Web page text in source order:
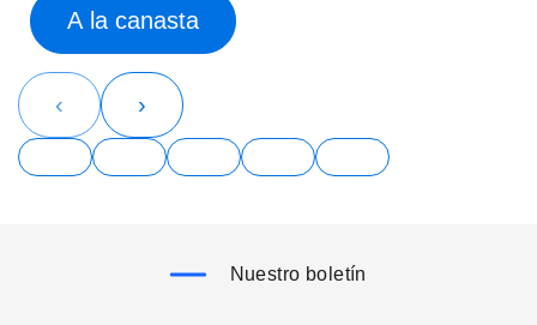
A la canasta
‹ ›
Nuestro boletín